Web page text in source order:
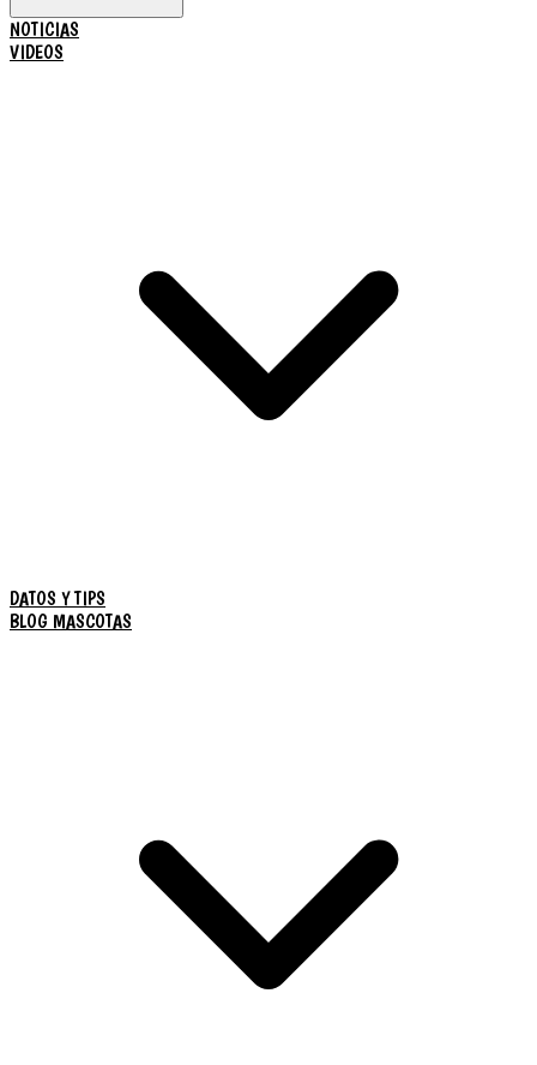
NOTICIAS
VIDEOS
DATOS Y TIPS
BLOG MASCOTAS